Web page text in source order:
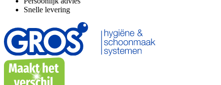
Snelle levering